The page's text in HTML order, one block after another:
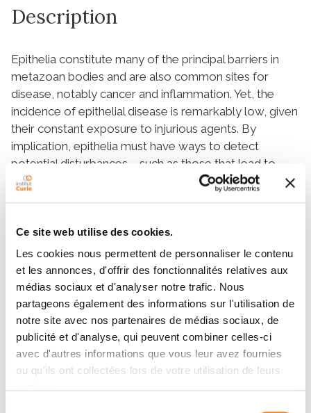
Ce site web utilise des cookies.
Les cookies nous permettent de personnaliser le contenu
et les annonces, d'offrir des fonctionnalités relatives aux
médias sociaux et d'analyser notre trafic. Nous
partageons également des informations sur l'utilisation de
notre site avec nos partenaires de médias sociaux, de
publicité et d'analyse, qui peuvent combiner celles-ci
avec d'autres informations que vous leur avez fournies
ou qu'ils ont collectées lors de votre utilisation de leurs
Description
Epithelia constitute many of the principal barriers in
metazoan bodies and are also common sites for
disease, notably cancer and inflammation. Yet, the
incidence of epithelial disease is remarkably low, given
their constant exposure to injurious agents. By
implication, epithelia must have ways to detect
potential disturbances – such as those that lead to
apoptosis - and deal with them. In this talk, I’ll discuss
apoptotic cells. Such surveillance involves a hierarchy
of mechanisms: mechanotransduction as a first-
response that allows epithelia to physically expel
apoptotic cells; and inflammatory pathways that are
provoked when physical expulsion fails. Conversely, I’ll
consider how aberrant tissue mechanics may disrupt
these homeostatic processes.